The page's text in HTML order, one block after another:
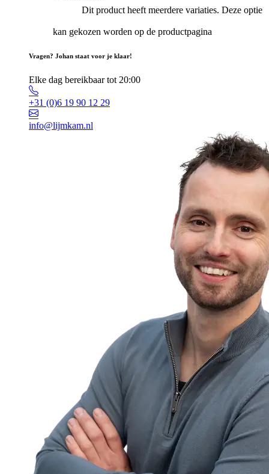
Dit product heeft meerdere variaties. Deze optie
kan gekozen worden op de productpagina
Vragen? Johan staat voor je klaar!
Elke dag bereikbaar tot 20:00
+31 (0)6 19 90 12 29
info@lijmkam.nl